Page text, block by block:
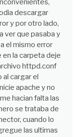
descargar
y por otro lado,
ver que pasaba y
el mismo error
en la carpeta deje
httpd.conf
al cargar el
apache y no
hacian falta las
se trataba de
cuando lo
las ultimas